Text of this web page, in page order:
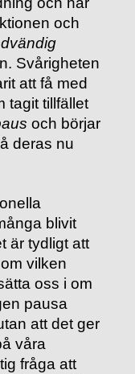
och
Svårigheten
att få med
tagit tillfället
och börjar
deras nu
blivit
är tydligt att
vilken
oss i om
pausa
att det ger
våra
fråga att